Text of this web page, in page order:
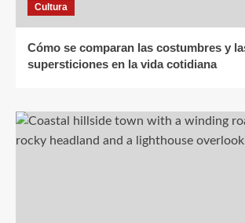
Cultura
Cómo se comparan las costumbres y
supersticiones en la vida cotidiana